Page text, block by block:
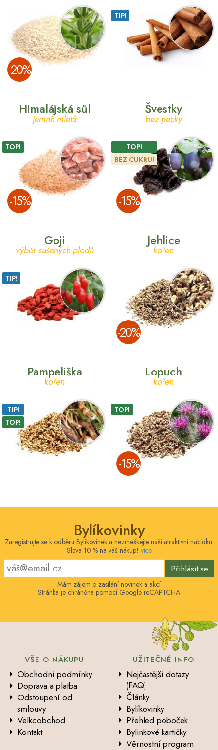
­-20%
TIP!
Himalájská sůl
jemně mletá
TOP!
­-15%
Švestky
bez pecky
TOP!
BEZ CUKRU!
­-15%
Goji
výběr sušených plodů
TIP!
Jehlice
kořen
­-20%
Pampeliška
kořen
TIP!
TOP!
Lopuch
kořen
TOP!
­-15%
Bylíkovinky
Zaregistrujte se k odběru Bylíkovinek a nezmeškejte naši atraktivní nabídku.
Sleva 10 % na váš nákup! více
Přihlásit se
Mám zájem o zasílání novinek a akcí
Stránka je chráněna pomocí Google reCAPTCHA
VŠE O NÁKUPU
Obchodní podmínky
Doprava a platba
Odstoupení od
smlouvy
Velkoobchod
Kontakt
UŽITEČNÉ INFO
Nejčastější dotazy
(FAQ)
Články
Bylíkovinky
Přehled poboček
Bylinkové kartičky
Věrnostní program